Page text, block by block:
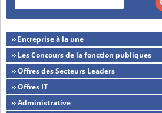
›› Entreprise à la une
›› Les Concours de la fonction publiques
›› Offres des Secteurs Leaders
›› Offres IT
›› Administrative